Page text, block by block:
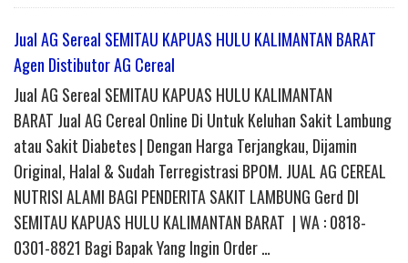
Jual AG Sereal SEMITAU KAPUAS HULU KALIMANTAN BARAT
Agen Distibutor AG Cereal
Jual AG Sereal SEMITAU KAPUAS HULU KALIMANTAN
BARAT Jual AG Cereal Online Di Untuk Keluhan Sakit Lambung
atau Sakit Diabetes | Dengan Harga Terjangkau, Dijamin
Original, Halal & Sudah Terregistrasi BPOM. JUAL AG CEREAL
NUTRISI ALAMI BAGI PENDERITA SAKIT LAMBUNG Gerd DI
SEMITAU KAPUAS HULU KALIMANTAN BARAT | WA : 0818-
0301-8821 Bagi Bapak Yang Ingin Order …